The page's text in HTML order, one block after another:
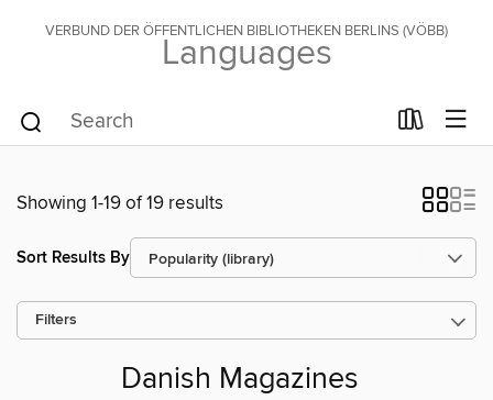
VERBUND DER ÖFFENTLICHEN BIBLIOTHEKEN BERLINS (VÖBB)
Languages
Showing 1-19 of 19 results
Sort Results By
Filters
Danish Magazines